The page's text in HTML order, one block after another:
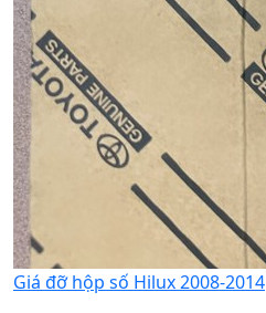
Giá đỡ hộp số Hilux 2008-2014